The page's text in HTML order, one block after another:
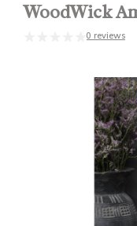
WoodWick
0 reviews